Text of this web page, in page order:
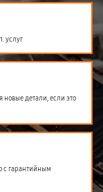
услуг
новые детали, если это
с гарантийным